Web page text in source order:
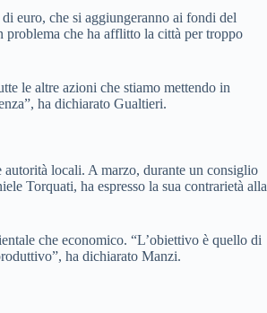
euro, che si aggiungeranno ai fondi del
che ha afflitto la città per troppo
le altre azioni che stiamo mettendo in
ha dichiarato Gualtieri.
autorità locali. A marzo, durante un consiglio
Torquati, ha espresso la sua contrarietà alla
che economico. “L’obiettivo è quello di
ha dichiarato Manzi.